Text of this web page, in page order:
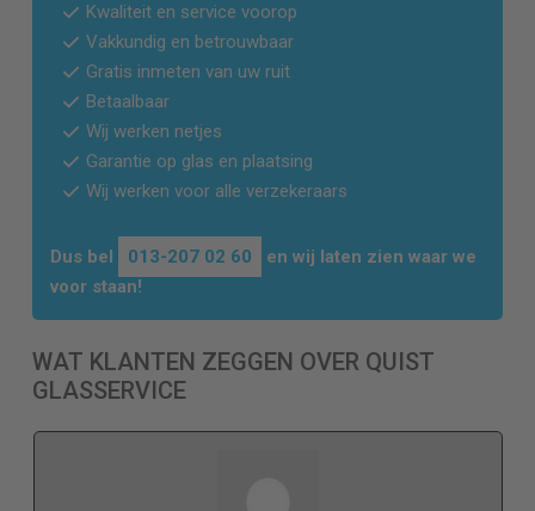
Kwaliteit en service voorop
Vakkundig en betrouwbaar
Gratis inmeten van uw ruit
Betaalbaar
Wij werken netjes
Garantie op glas en plaatsing
Wij werken voor alle verzekeraars
Dus bel 013-207 02 60
en wij laten zien waar we
voor staan!
WAT KLANTEN ZEGGEN OVER QUIST
GLASSERVICE